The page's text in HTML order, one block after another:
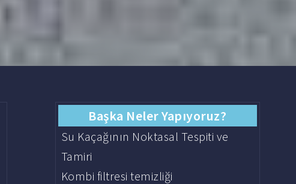
Başka Neler Yapıyoruz?
Su Kaçağının Noktasal Tespiti ve
Tamiri
Kombi filtresi temizliği